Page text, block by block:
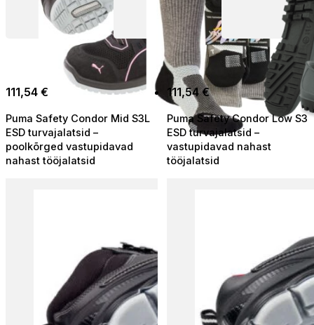
111,54 €
Puma Safety Condor Mid S3L
ESD turvajalatsid –
poolkõrged vastupidavad
nahast tööjalatsid
111,54€
Puma Safety Condor Low S3
ESD turvajalatsid –
vastupidavad nahast
tööjalatsid